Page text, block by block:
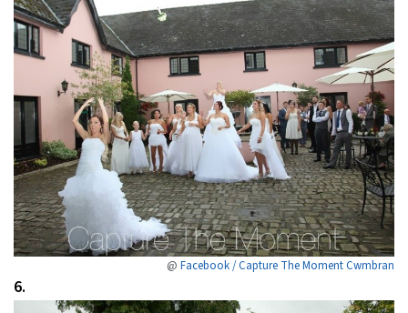
@ Facebook / Capture The Moment Cwmbran
6.